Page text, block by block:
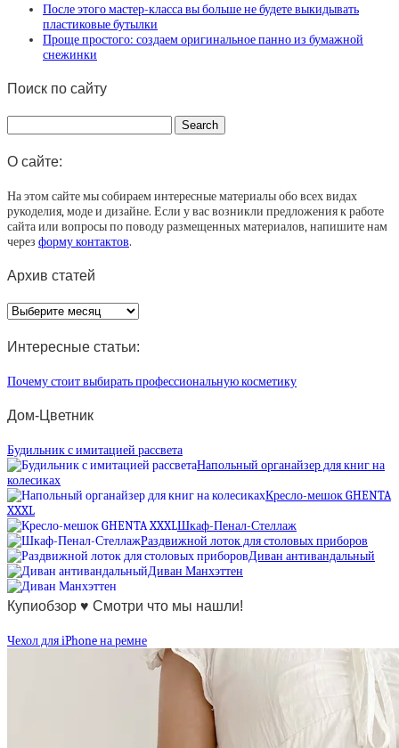
После этого мастер-класса вы больше не будете выкидывать
пластиковые бутылки
Проще простого: создаем оригинальное панно из бумажной
снежинки
Поиск по сайту
О сайте:
На этом сайте мы собираем интересные материалы обо всех видах
рукоделия, моде и дизайне. Если у вас возникли предложения к работе
сайта или вопросы по поводу размещенных материалов, напишите нам
через форму контактов.
Архив статей
Архив
статей
Интересные статьи:
Почему стоит выбирать профессиональную косметику
Дом-Цветник
Будильник с имитацией рассвета
Напольный органайзер для книг на
колесиках
Кресло-мешок GHENTA
XXXL
Шкаф-Пенал-Стеллаж
Раздвижной лоток для столовых приборов
Диван антивандальный
Диван Манхэттен
Купиобзор ♥ Смотри что мы нашли!
Чехол для iPhone на ремне